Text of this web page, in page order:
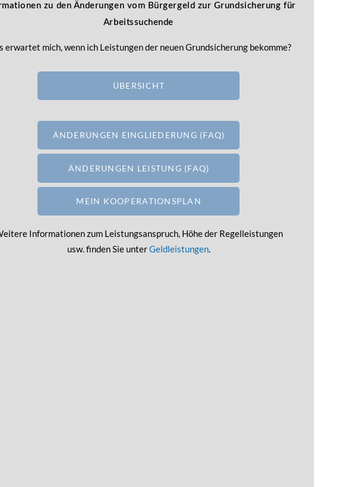
zu den Änderungen vom Bürgergeld zur Grundsicherung für
Arbeitssuchende
erwartet mich, wenn ich Leistungen der neuen Grundsicherung bekomme?
ÜBERSICHT
ÄNDERUNGEN EINGLIEDERUNG (FAQ)
ÄNDERUNGEN LEISTUNG (FAQ)
MEIN KOOPERATIONSPLAN
Informationen zum Leistungsanspruch, Höhe der Regelleistungen
usw. finden Sie unterGeldleistungen.